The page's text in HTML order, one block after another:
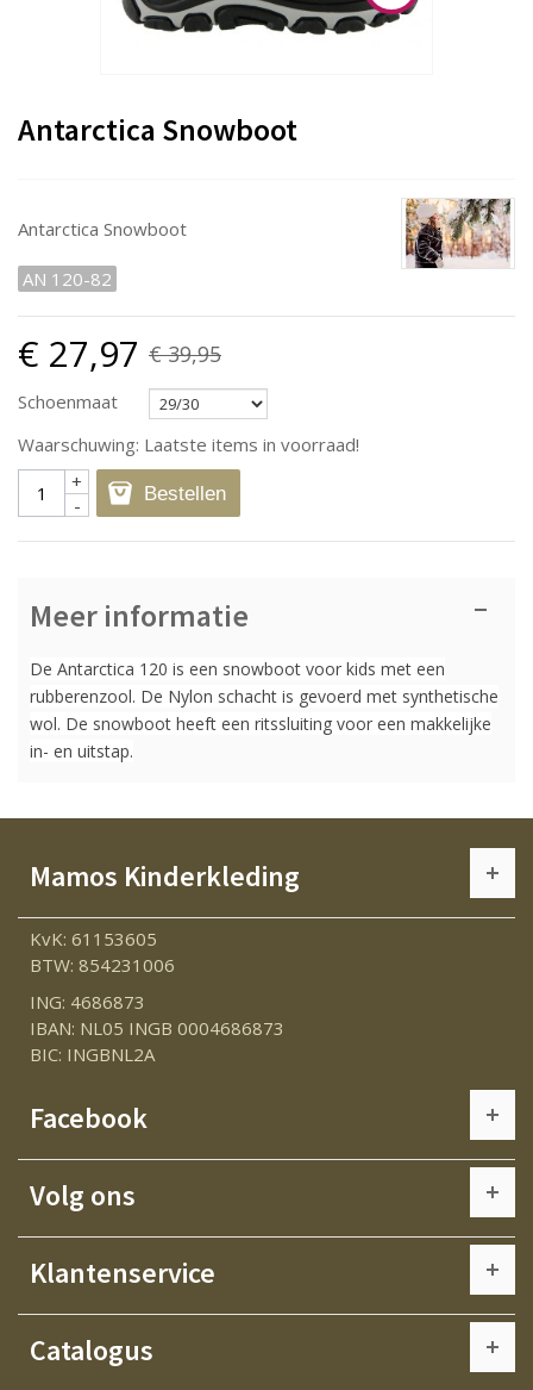
Antarctica Snowboot
Antarctica Snowboot
AN 120-82
€ 27,97 € 39,95
Schoenmaat
Waarschuwing: Laatste items in voorraad!
-
+ Bestellen
Meer informatie
De Antarctica 120 is een snowboot voor kids met een
rubberenzool. De Nylon schacht is gevoerd met synthetische
wol. De snowboot heeft een ritssluiting voor een makkelijke
in- en uitstap.
Mamos Kinderkleding
KvK: 61153605
BTW: 854231006
ING: 4686873
IBAN: NL05 INGB 0004686873
BIC: INGBNL2A
Facebook
Volg ons
Klantenservice
Catalogus